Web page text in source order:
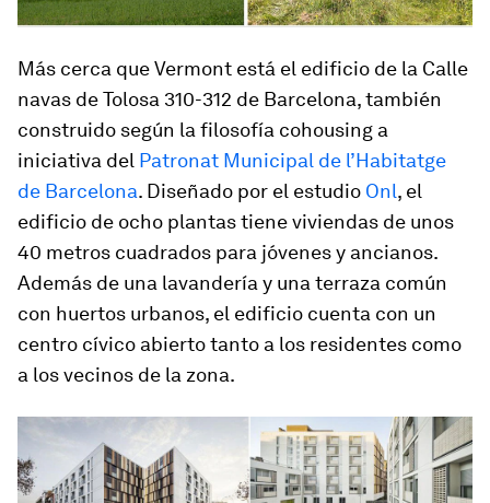
Más cerca que Vermont está el edificio de la Calle
navas de Tolosa 310-312 de Barcelona, también
construido según la filosofía cohousing a
iniciativa del Patronat Municipal de l’Habitatge
de Barcelona. Diseñado por el estudio Onl, el
edificio de ocho plantas tiene viviendas de unos
40 metros cuadrados para jóvenes y ancianos.
Además de una lavandería y una terraza común
con huertos urbanos, el edificio cuenta con un
centro cívico abierto tanto a los residentes como
a los vecinos de la zona.